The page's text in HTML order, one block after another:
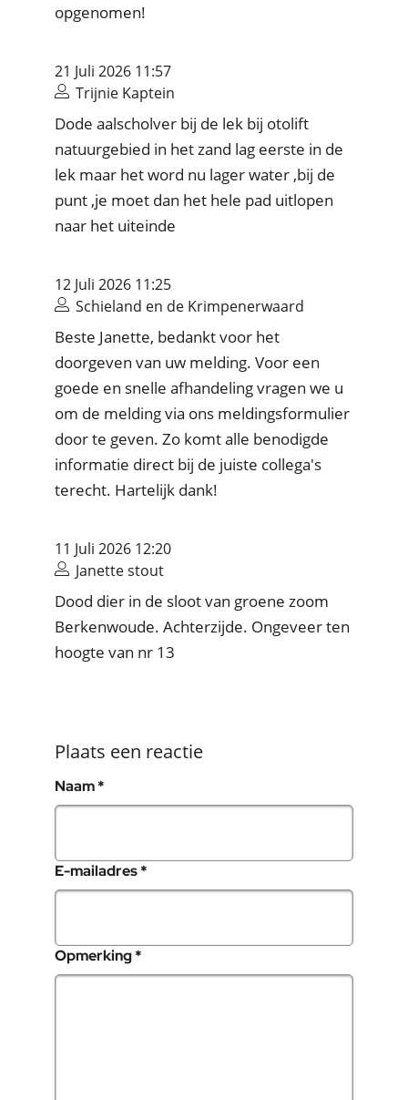
opgenomen!
21 Juli 2026 11:57
Trijnie Kaptein
Dode aalscholver bij de lek bij otolift
natuurgebied in het zand lag eerste in de
lek maar het word nu lager water ,bij de
punt ,je moet dan het hele pad uitlopen
naar het uiteinde
12 Juli 2026 11:25
Schieland en de Krimpenerwaard
Beste Janette, bedankt voor het
doorgeven van uw melding. Voor een
goede en snelle afhandeling vragen we u
om de melding via ons meldingsformulier
door te geven. Zo komt alle benodigde
informatie direct bij de juiste collega's
terecht. Hartelijk dank!
11 Juli 2026 12:20
Janette stout
Dood dier in de sloot van groene zoom
Berkenwoude. Achterzijde. Ongeveer ten
hoogte van nr 13
Plaats een reactie
Naam*
E-mailadres*
Opmerking*